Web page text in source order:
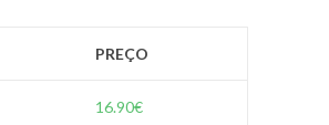
PREÇO
16.90€